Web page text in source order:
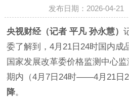
发布日期：2026-04-
央视财经（记者平凡孙永慧）
委了解到，4月21日24时国内成
国家发展改革委价格监测中心
期内（4月7日24时——4月21日
降。